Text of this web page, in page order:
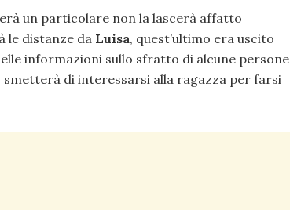
un particolare non la lascerà affatto
le distanze da Luisa, quest’ultimo era uscito
informazioni sullo sfratto di alcune persone
smetterà di interessarsi alla ragazza per farsi